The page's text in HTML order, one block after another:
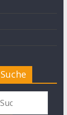
Suche